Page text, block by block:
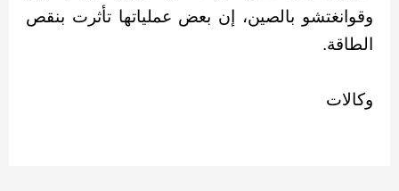
وقوانغتشو بالصين، إن بعض عملياتها تأثرت بنقص
الطاقة.
وكالات